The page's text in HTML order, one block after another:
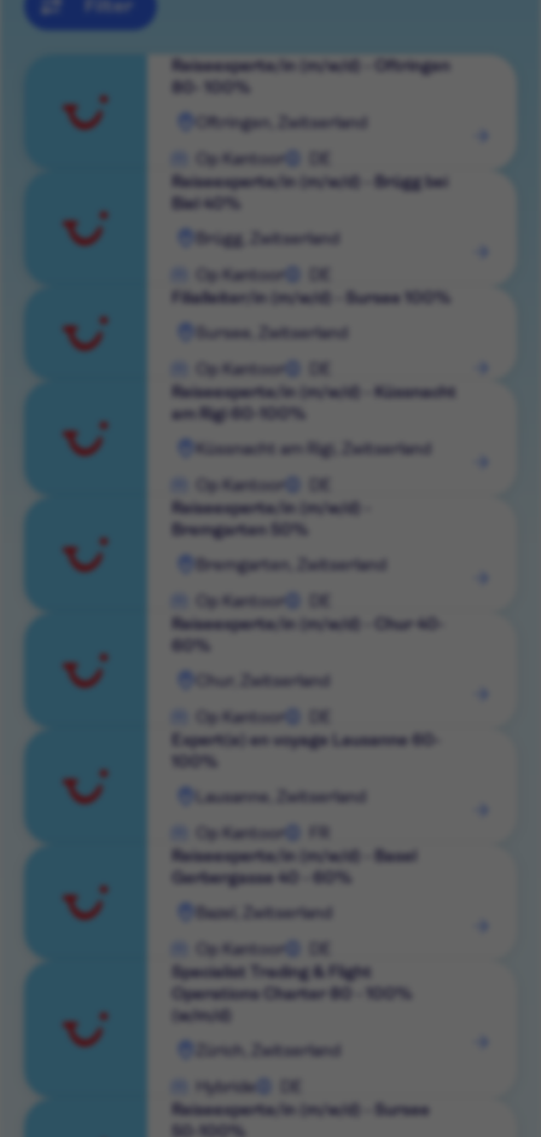
Filter
Reiseexperte/in (m/w/d) - Oftringen
Oftringen, Zwitserland
Op Kantoor
bekijken
Reiseexperte/in (m/w/d) - Brügg bei
Biel 40%
Brügg, Zwitserland
Op Kantoor
bekijken
Filialleiter/in (m/w/d) - Sursee 100%
Sursee, Zwitserland
Op Kantoor
bekijken
Reiseexperte/in (m/w/d) - Küssnacht
am Rigi 60-100%
Küssnacht am Rigi, Zwitserland
Op Kantoor
Rol
bekijken
Reiseexperte/in (m/w/d) -
Bremgarten 50%
Bremgarten, Zwitserland
Op Kantoor
bekijken
Reiseexperte/in (m/w/d) - Chur 40-
Chur, Zwitserland
Op Kantoor
bekijken
Expert(e) en voyage Lausanne 60-
Lausanne, Zwitserland
Op Kantoor
bekijken
Reiseexperte/in (m/w/d) - Basel
Gerbergasse 40 - 60%
Bazel, Zwitserland
Op Kantoor
bekijken
Specialist Trading & Flight
Operations Charter 80 - 100%
(w/m/d)
Zürich, Zwitserland
Hybride
bekijken
Reiseexperte/in (m/w/d) - Sursee